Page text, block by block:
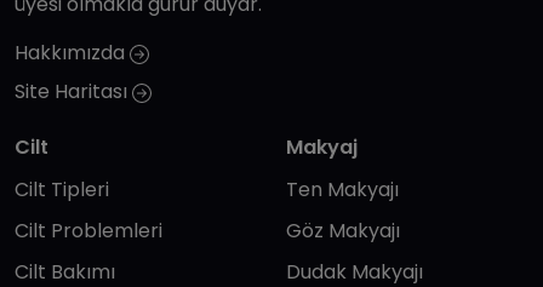
Hakkımızda
Site Haritası
Cilt
Cilt Tipleri
Cilt Problemleri
Cilt Bakımı
Makyaj
Ten Makyajı
Göz Makyajı
Dudak Makyajı